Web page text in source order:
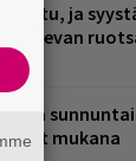
ja
olevan
mukana